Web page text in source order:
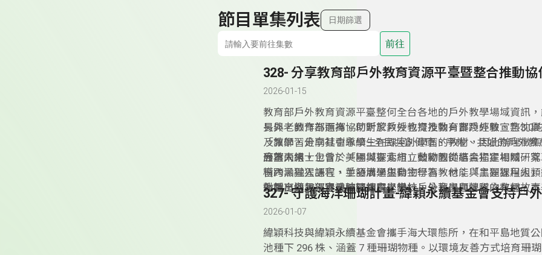
節目單集列表 日期篩選
前往
328- 分享教育部戶外教育資源平臺暨整合推動協
2026-01-15
教育部戶外教育資源平臺整何全台各地的戶外教學場域資訊，
長與老師作為選擇。何昕家教授也提及教育部戶外教宣言3.0
「讓學習走向社會永續—全民共創健康、平權、共好的戶外教
展望未來。
另外，教育部而為協助對於戶外教育推動有實踐經驗、熱忱與
及教師，分享其引導學生在課室外學習的教材，因此辦理徵
分為兩組，包含：「場域探索組」鼓勵教師結合指定場域，
習內涵融入課程，並發展學生自主學習教材；「主題課程組
外教育納入部定或校訂課程之學校，分享主題課程之教材。
作品中，「擇優」協助彙編出版，增進戶外教育之推動效益。
而蕭人博士士曾於美國與臺北市立動物園從事黑猩猩相關研
橫跨黑猩猩語言、手語溝通與動物行為，他能與黑猩猩用人
對話，與黑猩猩長時間相處，設計戶外教學與營隊的有趣故
揪團出遊趣：春池玻璃教育學堂
327- 守護海洋珊瑚計畫-緯穎永續基金會支持戶
2026-01-07
緯穎科技與緯穎永續基金會攜手海大環態所，在和平島地質公
池種下 296 株、涵蓋 7 種珊瑚物種。以環境友善方式培育珊